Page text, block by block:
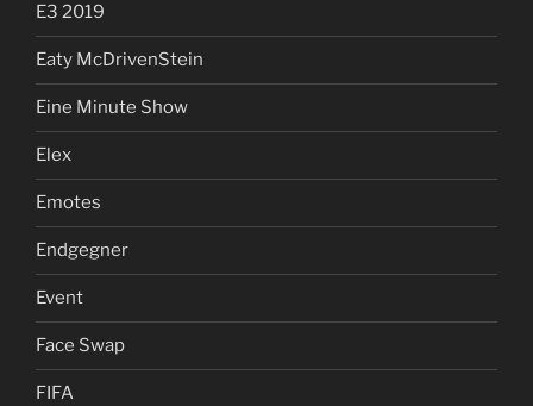
E3 2019
Eaty McDrivenStein
Eine Minute Show
Elex
Emotes
Endgegner
Event
Face Swap
FIFA